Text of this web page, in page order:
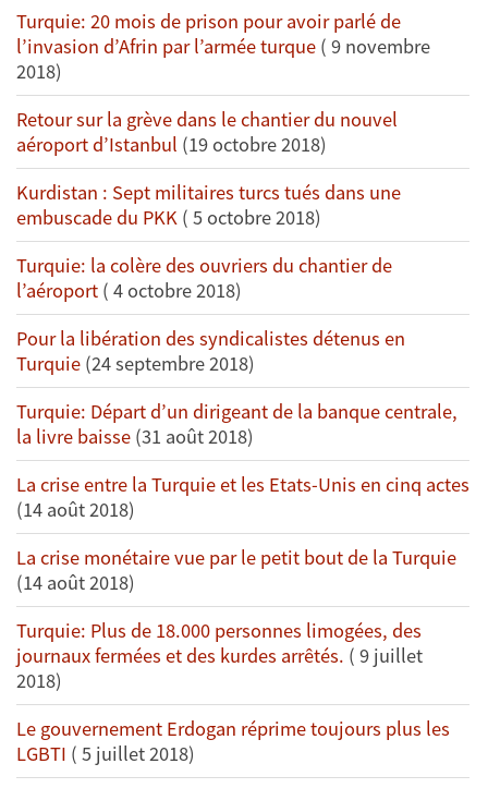
Turquie: 20 mois de prison pour avoir parlé de
l’invasion d’Afrin par l’armée turque ( 9 novembre
2018)
Retour sur la grève dans le chantier du nouvel
aéroport d’Istanbul (19 octobre 2018)
Kurdistan : Sept militaires turcs tués dans une
embuscade du PKK ( 5 octobre 2018)
Turquie: la colère des ouvriers du chantier de
l’aéroport ( 4 octobre 2018)
Pour la libération des syndicalistes détenus en
Turquie (24 septembre 2018)
Turquie: Départ d’un dirigeant de la banque centrale,
la livre baisse (31 août 2018)
La crise entre la Turquie et les Etats-Unis en cinq actes
(14 août 2018)
La crise monétaire vue par le petit bout de la Turquie
(14 août 2018)
Turquie: Plus de 18.000 personnes limogées, des
journaux fermées et des kurdes arrêtés. ( 9 juillet
2018)
Le gouvernement Erdogan réprime toujours plus les
LGBTI ( 5 juillet 2018)